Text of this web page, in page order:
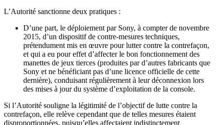
L’Autorité sanctionne deux pratiques :
D’une part, le déploiement par Sony, à compter de novembre
2015, d’un dispositif de contre-mesures techniques,
prétendument mis en œuvre pour lutter contre la contrefaçon,
et qui a eu pour effet d’affecter le bon fonctionnement des
manettes de jeux tierces (produites par d’autres fabricants que
Sony et ne bénéficiant pas d’une licence officielle de cette
dernière), conduisant régulièrement à leur déconnexion lors
des mises à jour du système d’exploitation de la console.
Si l’Autorité souligne la légitimité de l’objectif de lutte contre la
contrefaçon, elle relève cependant que de telles mesures étaient
disproportionnées, puisqu’elles affectaient indistinctement